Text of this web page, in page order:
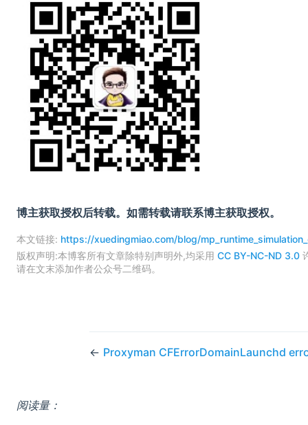
博主获取授权后转载。如需转载请联系博主获取授权。
本文链接: https://xuedingmiao.com/blog/
版权声明:本博客所有文章除特别声明外,均采用 CC BY-NC-ND 3.0
请在文末添加作者公众号二维码。
← Proxyman CFErrorDomainLaunchd
阅读量：